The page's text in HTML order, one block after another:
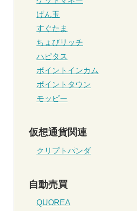
げん玉
すぐたま
ちょびリッチ
ハピタス
ポイントインカム
ポイントタウン
モッピー
仮想通貨関連
クリプトパンダ
自動売買
QUOREA